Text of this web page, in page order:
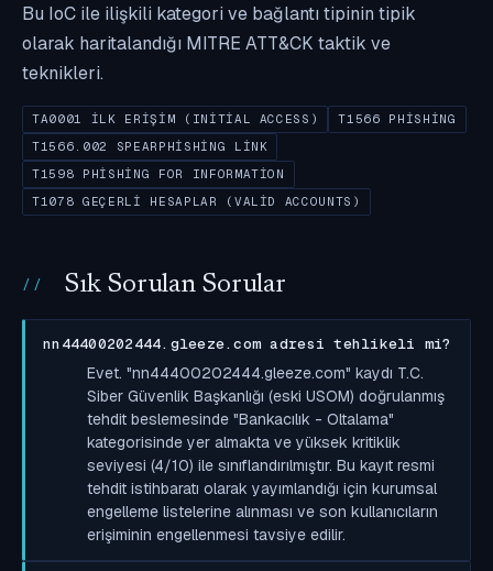
Bu IoC ile ilişkili kategori ve bağlantı tipinin tipik
olarak haritalandığı MITRE ATT&CK taktik ve
teknikleri.
TA0001 İLK ERIŞIM (INITIAL ACCESS)
T1566 PHISHING
T1566.002 SPEARPHISHING LINK
T1598 PHISHING FOR INFORMATION
T1078 GEÇERLI HESAPLAR (VALID ACCOUNTS)
Sık Sorulan Sorular
nn44400202444.gleeze.com adresi tehlikeli mi?
Evet. "nn44400202444.gleeze.com" kaydı T.C.
Siber Güvenlik Başkanlığı (eski USOM) doğrulanmış
tehdit beslemesinde "Bankacılık - Oltalama"
kategorisinde yer almakta ve yüksek kritiklik
seviyesi (4/10) ile sınıflandırılmıştır. Bu kayıt resmi
tehdit istihbaratı olarak yayımlandığı için kurumsal
engelleme listelerine alınması ve son kullanıcıların
erişiminin engellenmesi tavsiye edilir.